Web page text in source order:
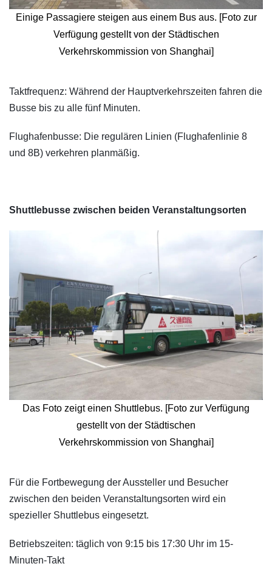
Einige Passagiere steigen aus einem Bus aus. [Foto zur
Verfügung gestellt von der Städtischen
Verkehrskommission von Shanghai]
​Taktfrequenz: Während der Hauptverkehrszeiten fahren die
Busse bis zu alle fünf Minuten.
Flughafenbusse: Die regulären Linien (Flughafenlinie 8
und 8B) verkehren planmäßig.
Shuttlebusse zwischen beiden Veranstaltungsorten
Das Foto zeigt einen Shuttlebus. [Foto zur Verfügung
gestellt von der Städtischen
Verkehrskommission von Shanghai]
​Für die Fortbewegung der Aussteller und Besucher
zwischen den beiden Veranstaltungsorten wird ein
spezieller Shuttlebus eingesetzt.
Betriebszeiten: täglich von 9:15 bis 17:30 Uhr im 15-
Minuten-Takt